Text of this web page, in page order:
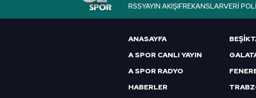
RSSYAYIN AKIŞIFREKANSLARVERI
ANASAYFA
A SPOR CANLI YAYIN
A SPOR RADYO
HABERLER